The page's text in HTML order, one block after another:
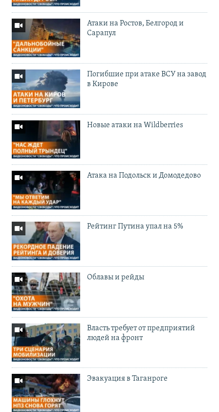
Атаки на Ростов, Белгород и
Сарапул
Погибшие при атаке ВСУ на завод
в Кирове
Новые атаки на Wildberries
Атака на Подольск и Домодедово
Рейтинг Путина упал на 5%
Облавы и рейды
Власть требует от предприятий
людей на фронт
Эвакуация в Таганроге